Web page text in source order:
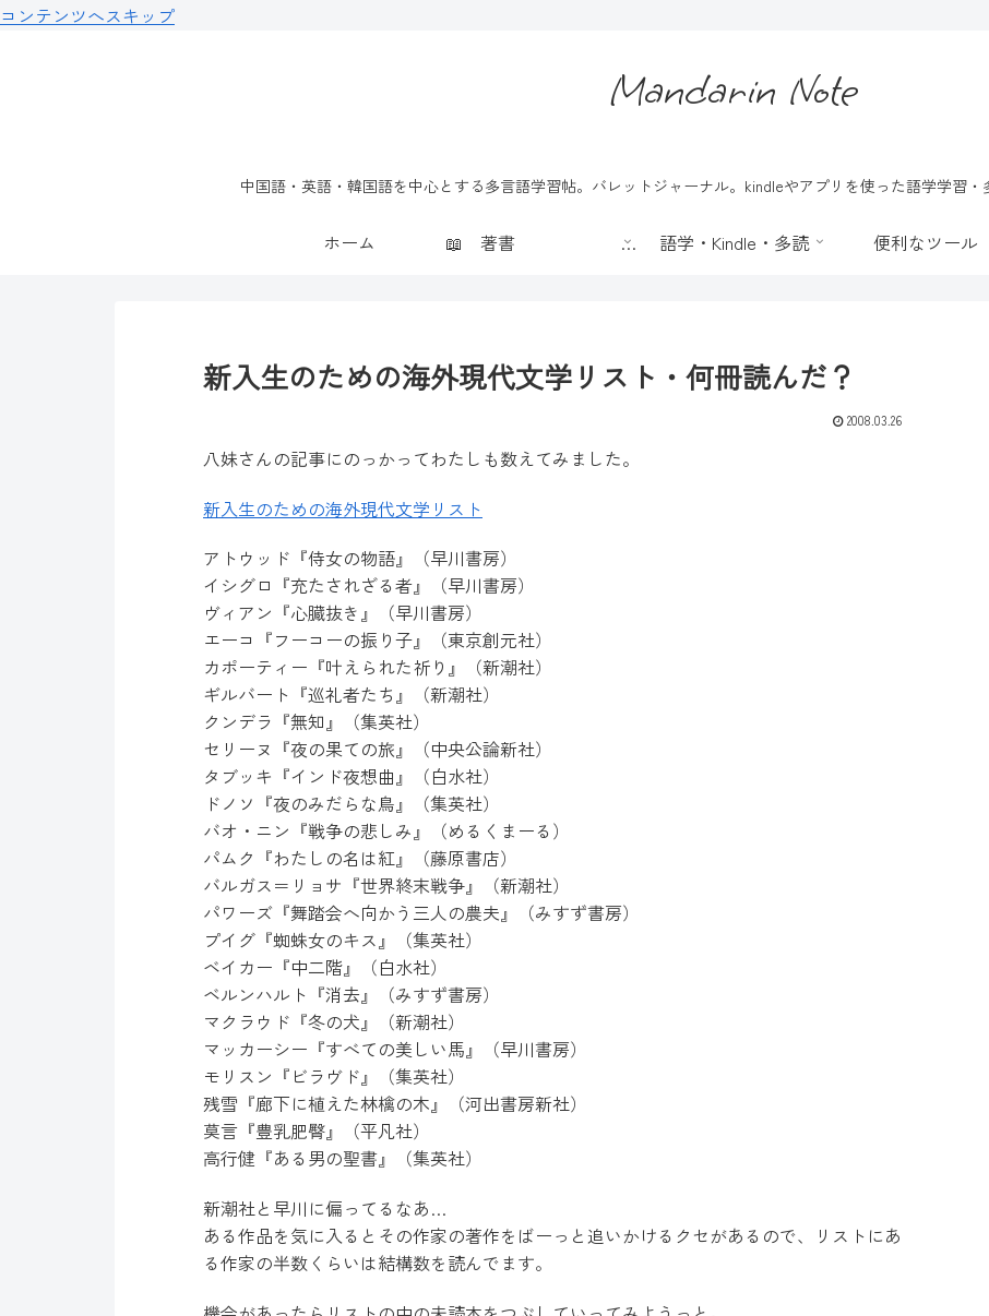
コンテンツへスキップ
Mandarin Note
中国語・英語・韓国語を中心とする多言語学習帖。バレットジャーナル。kindleやアプリを使った語学学習・
ホーム 📖 著書 語学・Kindle・多読 便利なツール
新入生のための海外現代文学リスト・何冊読んだ？
2008.03.26
八妹さんの記事にのっかってわたしも数えてみました。
新入生のための海外現代文学リスト
アトウッド『侍女の物語』（早川書房）
イシグロ『充たされざる者』（早川書房）
ヴィアン『心臓抜き』（早川書房）
エーコ『フーコーの振り子』（東京創元社）
カポーティー『叶えられた祈り』（新潮社）
ギルバート『巡礼者たち』（新潮社）
クンデラ『無知』（集英社）
セリーヌ『夜の果ての旅』（中央公論新社）
タブッキ『インド夜想曲』（白水社）
ドノソ『夜のみだらな鳥』（集英社）
バオ・ニン『戦争の悲しみ』（めるくまーる）
パムク『わたしの名は紅』（藤原書店）
バルガス＝リョサ『世界終末戦争』（新潮社）
パワーズ『舞踏会へ向かう三人の農夫』（みすず書房）
プイグ『蜘蛛女のキス』（集英社）
ベイカー『中二階』（白水社）
ベルンハルト『消去』（みすず書房）
マクラウド『冬の犬』（新潮社）
マッカーシー『すべての美しい馬』（早川書房）
モリスン『ビラヴド』（集英社）
残雪『廊下に植えた林檎の木』（河出書房新社）
莫言『豊乳肥臀』（平凡社）
高行健『ある男の聖書』（集英社）
新潮社と早川に偏ってるなあ…
ある作品を気に入るとその作家の著作をばーっと追いかけるクセがあるので、リストにあ
る作家の半数くらいは結構数を読んでます。